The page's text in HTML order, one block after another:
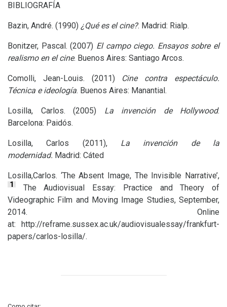
BIBLIOGRAFÍA
Bazin, André. (1990) ¿Qué es el cine?. Madrid: Rialp.
Bonitzer, Pascal. (2007) El campo ciego. Ensayos sobre el
realismo en el cine. Buenos Aires: Santiago Arcos.
Comolli, Jean-Louis. (2011) Cine contra espectáculo.
Técnica e ideología. Buenos Aires: Manantial.
Losilla, Carlos. (2005) La invención de Hollywood.
Barcelona: Paidós.
Losilla, Carlos (2011), La invención de la
modernidad. Madrid: Cáted
Losilla,Carlos. ‘The Absent Image, The Invisible Narrative’,
1
The Audiovisual Essay: Practice and Theory of
Videographic Film and Moving Image Studies, September,
2014. Online
at: http://reframe.sussex.ac.uk/audiovisualessay/frankfurt-
papers/carlos-losilla/.